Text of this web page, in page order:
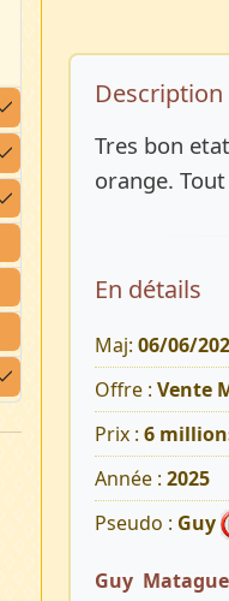
Description
Tres bon
orange.
En détails
Maj: 06/06/
Offre : Vente
Prix : 6
Année : 2025
Pseudo : Guy
Guy